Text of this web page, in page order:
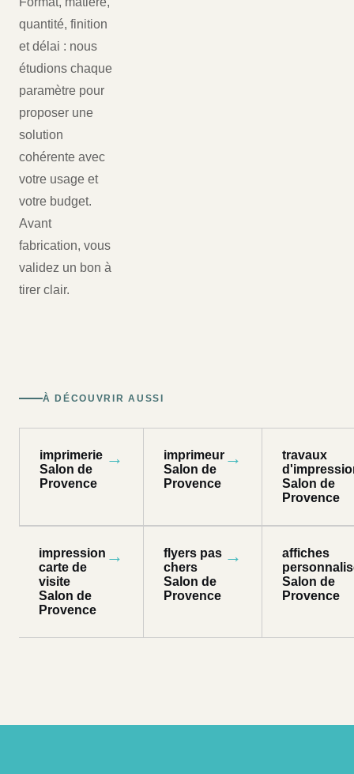
quantité, finition
et délai : nous
étudions chaque
paramètre pour
proposer une
solution
cohérente avec
votre usage et
votre budget.
Avant
fabrication, vous
validez un bon à
tirer clair.
À DÉCOUVRIR AUSSI
imprimerie
Salon de
Provence
→
imprimeur
Salon de
Provence
→
travaux
Salon de
Provence
impression
carte de
visite
Salon de
Provence
→
flyers pas
chers
Salon de
Provence
→
affiches
Salon de
Provence